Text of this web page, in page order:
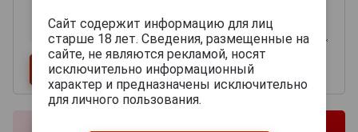
Сайт содержит информацию для лиц
старше 18 лет. Сведения, размещенные на
сайте, не являются рекламой, носят
исключительно информационный
характер и предназначены исключительно
для личного пользования.